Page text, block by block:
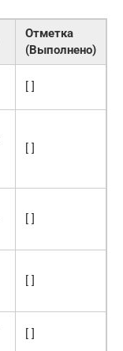
Отметка
(Выполнено)
[ ]
[ ]
[ ]
[ ]
[ ]